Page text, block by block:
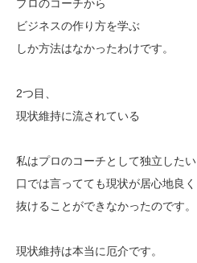
プロのコーチから
ビジネスの作り方を学ぶ
しか方法はなかったわけです。
2つ目、
現状維持に流されている
私はプロのコーチとして独立したい
口では言ってても現状が居心地良く
抜けることができなかったのです。
現状維持は本当に厄介です。